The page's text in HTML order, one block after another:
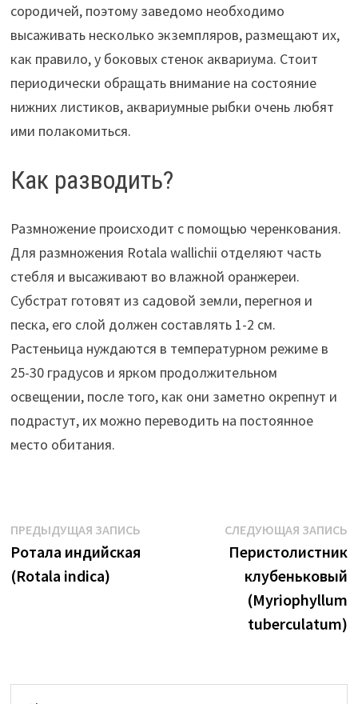
сородичей, поэтому заведомо необходимо
высаживать несколько экземпляров, размещают их,
как правило, у боковых стенок аквариума. Стоит
периодически обращать внимание на состояние
нижних листиков, аквариумные рыбки очень любят
ими полакомиться.
Как разводить?
Размножение происходит с помощью черенкования.
Для размножения Rotala wallichii отделяют часть
стебля и высаживают во влажной оранжереи.
Субстрат готовят из садовой земли, перегноя и
песка, его слой должен составлять 1-2 см.
Растеньица нуждаются в температурном режиме в
25-30 градусов и ярком продолжительном
освещении, после того, как они заметно окрепнут и
подрастут, их можно переводить на постоянное
место обитания.
Навигация
по
записям
ПРЕДЫДУЩАЯ ЗАПИСЬПредыдущая
запись:
Ротала индийская
(Rotala indica)
СЛЕДУЮЩАЯ ЗАПИСЬ
Перистолистник
клубеньковый
(Myriophyllum
tuberculatum)